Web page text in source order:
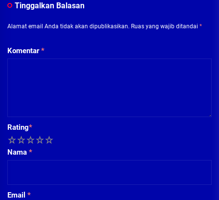
Tinggalkan Balasan
Alamat email Anda tidak akan dipublikasikan. Ruas yang wajib ditandai *
Komentar*
Rating*
5
4
3
2
Nama *
Email *